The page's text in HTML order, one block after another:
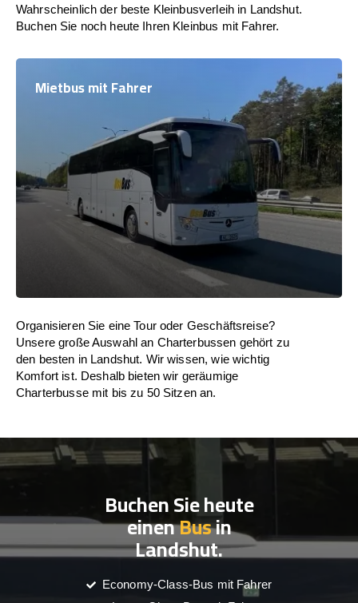
Wahrscheinlich der beste Kleinbusverleih in Landshut.
Buchen Sie noch heute Ihren Kleinbus mit Fahrer.
Mietbus mit Fahrer
Organisieren Sie eine Tour oder Geschäftsreise?
Unsere große Auswahl an Charterbussen gehört zu
den besten in Landshut. Wir wissen, wie wichtig
Komfort ist. Deshalb bieten wir geräumige
Charterbusse mit bis zu 50 Sitzen an.
Buchen Sie heute
einenBusin
Landshut.
Economy-Class-Bus mit Fahrer